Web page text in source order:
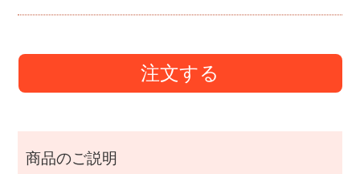
注文する
商品のご説明